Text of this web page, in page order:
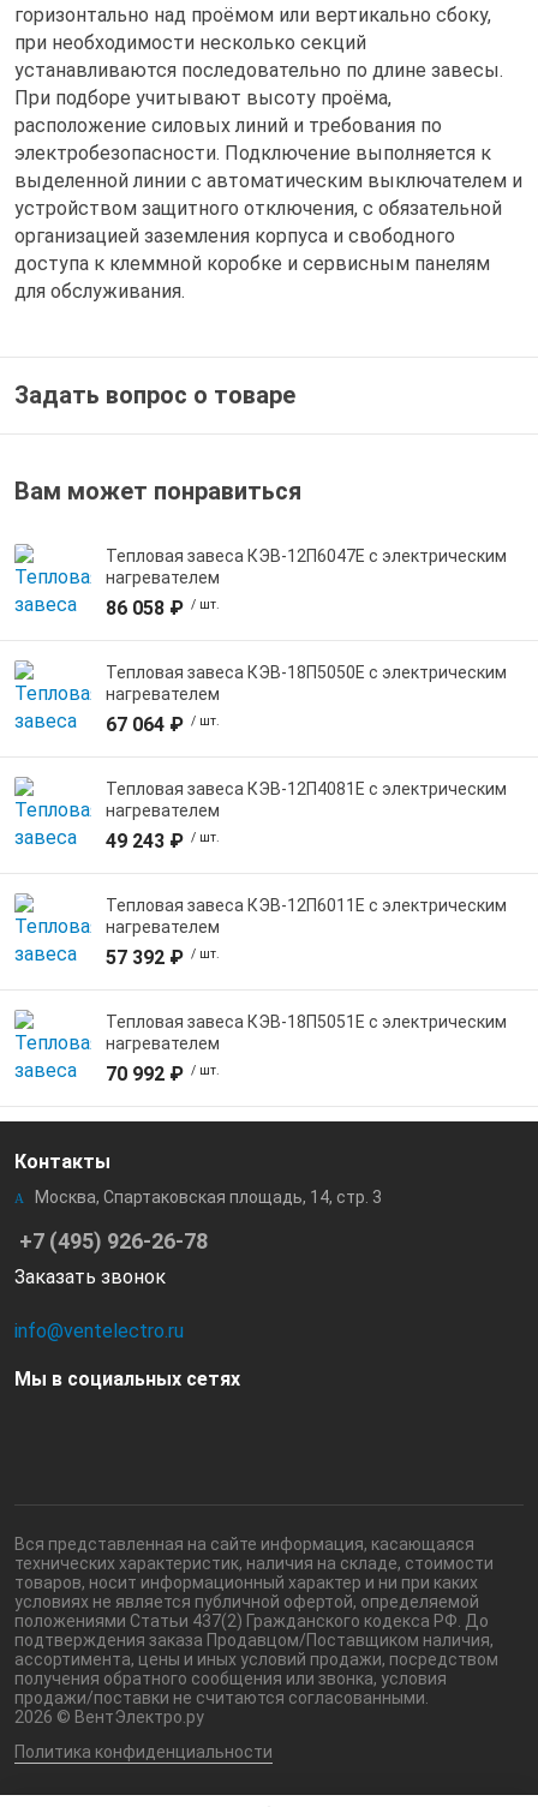
горизонтально над проёмом или вертикально сбоку,
при необходимости несколько секций
устанавливаются последовательно по длине завесы.
При подборе учитывают высоту проёма,
расположение силовых линий и требования по
электробезопасности. Подключение выполняется к
выделенной линии с автоматическим выключателем и
устройством защитного отключения, с обязательной
организацией заземления корпуса и свободного
доступа к клеммной коробке и сервисным панелям
для обслуживания.
Задать вопрос о товаре
Вам может понравиться
Тепловая завеса КЭВ-12П6047E с электрическим
нагревателем
86 058 ₽ / шт.
Тепловая завеса КЭВ-18П5050E с электрическим
нагревателем
67 064 ₽ / шт.
Тепловая завеса КЭВ-12П4081E с электрическим
нагревателем
49 243 ₽ / шт.
Тепловая завеса КЭВ-12П6011E с электрическим
нагревателем
57 392 ₽ / шт.
Тепловая завеса КЭВ-18П5051E с электрическим
нагревателем
70 992 ₽ / шт.
Контакты
Москва, Спартаковская площадь, 14, стр. 3
+7 (495) 926-26-78
Заказать звонок
info@ventelectro.ru
Мы в социальных сетях
Вся представленная на сайте информация, касающаяся
технических характеристик, наличия на складе, стоимости
товаров, носит информационный характер и ни при каких
условиях не является публичной офертой, определяемой
положениями Статьи 437(2) Гражданского кодекса РФ. До
подтверждения заказа Продавцом/Поставщиком наличия,
ассортимента, цены и иных условий продажи, посредством
получения обратного сообщения или звонка, условия
продажи/поставки не считаются согласованными.
2026 © ВентЭлектро.ру
Политика конфиденциальности